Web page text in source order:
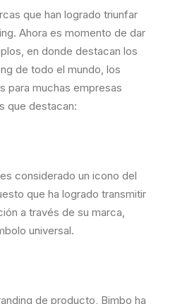
que han logrado triunfar
Ahora es momento de dar
, en donde destacan los
de todo el mundo, los
para muchas empresas
que destacan:
es considerado un icono del
que ha logrado transmitir
a través de su marca,
universal.
de producto, Bimbo ha